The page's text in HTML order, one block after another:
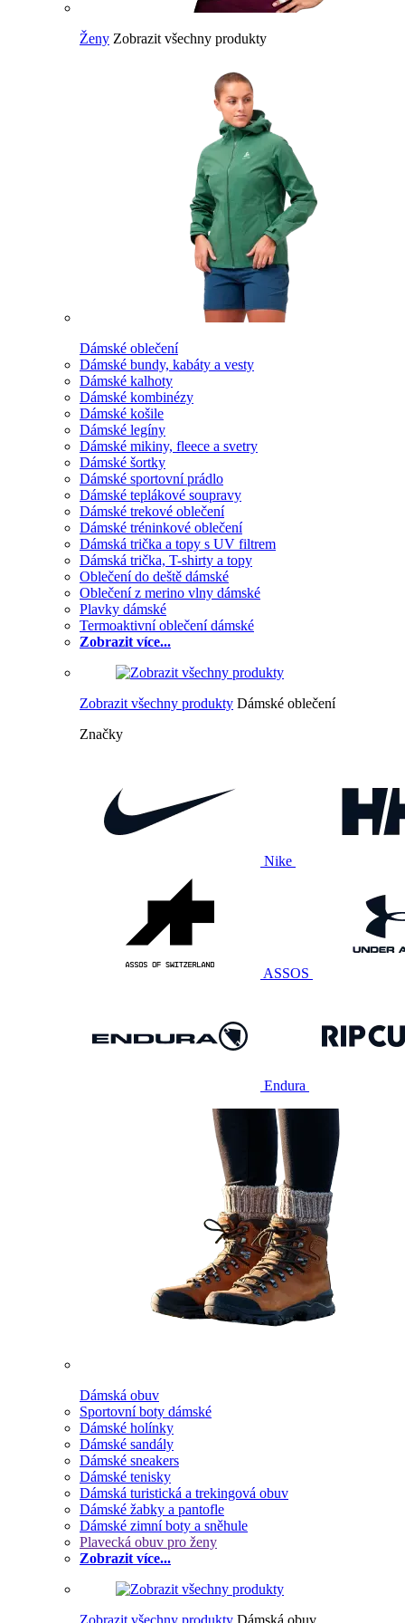
Ženy Zobrazit všechny produkty
Dámské oblečení
Dámské bundy, kabáty a vesty
Dámské kalhoty
Dámské kombinézy
Dámské košile
Dámské legíny
Dámské mikiny, fleece a svetry
Dámské šortky
Dámské sportovní prádlo
Dámské teplákové soupravy
Dámské trekové oblečení
Dámské tréninkové oblečení
Dámská trička a topy s UV filtrem
Dámská trička, T-shirty a topy
Oblečení do deště dámské
Oblečení z merino vlny dámské
Plavky dámské
Termoaktivní oblečení dámské
Zobrazit více...
Zobrazit všechny produkty Dámské oblečení
Značky
Nike
ASSOS
Endura
Dámská obuv
Sportovní boty dámské
Dámské holínky
Dámské sandály
Dámské sneakers
Dámské tenisky
Dámská turistická a trekingová obuv
Dámské žabky a pantofle
Dámské zimní boty a sněhule
Plavecká obuv pro ženy
Zobrazit více...
Zobrazit všechny produkty Dámská obuv